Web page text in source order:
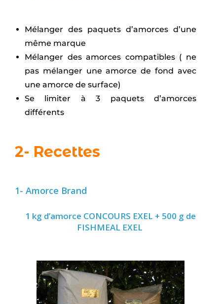
Mélanger des paquets d’amorces d’une
même marque
Mélanger des amorces compatibles ( ne
pas mélanger une amorce de fond avec
une amorce de surface)
Se limiter à 3 paquets d’amorces
différents
2- Recettes
1- Amorce Brand
1 kg d’amorce CONCOURS EXEL + 500 g de
FISHMEAL EXEL